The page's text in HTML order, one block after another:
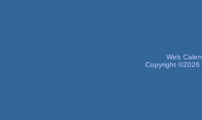
Web
Copyright ©2026